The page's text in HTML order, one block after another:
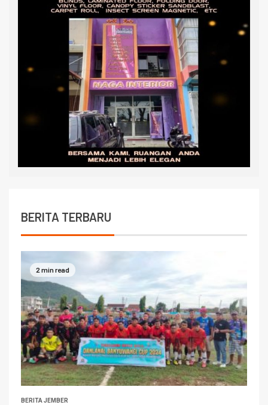
BERITA TERBARU
2 min read
BERITA JEMBER